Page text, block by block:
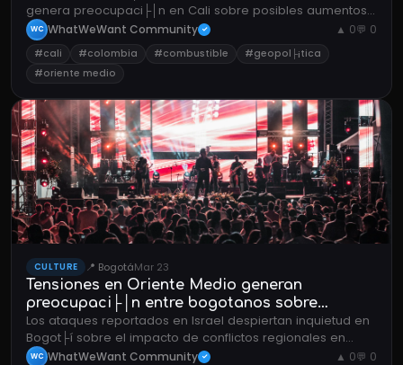
genera preocupaci├│n en Cali sobre posibles aumentos
en combustible y costo de vida.
WC WhatWeWant Community ✓ ▲ 0💬 0
#cali #colombia #combustible
#geopol├¡tica
#oriente medio
CULTURE 📍 BogotáMar 23
Tensiones en Oriente Medio generan
preocupaci├│n entre bogotanos sobre
estabilidad global
Los ataques reportados en Israel despiertan inquietud en
Bogot├í sobre el impacto de conflictos regionales en
mercados y relaciones internacionales.
WC WhatWeWant Community ✓ ▲ 0💬 0